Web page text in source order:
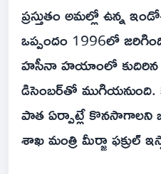
ప్రస్తుతం అమల్లో ఉన్న
ఒప్పందం 1996లో
హసీనా హయాంలో
డిసెంబర్‌తో ముగియనుంది.
పాత ఏర్పాట్లే కొనసాగాలని
శాఖ మంత్రి మీర్జా ఫక్రుల్